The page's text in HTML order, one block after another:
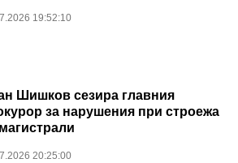
19:52:10
Шишков сезира главния
за нарушения при строежа
20:25:00